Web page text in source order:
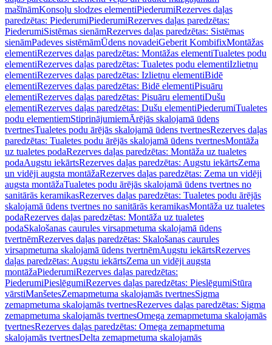
mašīnāmKonsoļu slodzes elementiPiederumiRezerves daļas
paredzētas: PiederumiPiederumiRezerves daļas paredzētas:
PiederumiSistēmas sienāmRezerves daļas paredzētas: Sistēmas
sienāmPadeves sistēmāmŪdens novadeiGeberit KombifixMontāžas
elementiRezerves daļas paredzētas: Montāžas elementiTualetes podu
elementiRezerves daļas paredzētas: Tualetes podu elementiIzlietņu
elementiRezerves daļas paredzētas: Izlietņu elementiBidē
elementiRezerves daļas paredzētas: Bidē elementiPisuāru
elementiRezerves daļas paredzētas: Pisuāru elementiDušu
elementiRezerves daļas paredzētas: Dušu elementiPiederumiTualetes
podu elementiemStiprinājumiemĀrējās skalojamā ūdens
tvertnesTualetes podu ārējās skalojamā ūdens tvertnesRezerves daļas
paredzētas: Tualetes podu ārējās skalojamā ūdens tvertnesMontāža
uz tualetes podaRezerves daļas paredzētas: Montāža uz tualetes
podaAugstu iekārtsRezerves daļas paredzētas: Augstu iekārtsZema
un vidēji augsta montāžaRezerves daļas paredzētas: Zema un vidēji
augsta montāžaTualetes podu ārējās skalojamā ūdens tvertnes no
sanitārās keramikasRezerves daļas paredzētas: Tualetes podu ārējās
skalojamā ūdens tvertnes no sanitārās keramikasMontāža uz tualetes
podaRezerves daļas paredzētas: Montāža uz tualetes
podaSkalošanas caurules virsapmetuma skalojamā ūdens
tvertnēmRezerves daļas paredzētas: Skalošanas caurules
virsapmetuma skalojamā ūdens tvertnēmAugstu iekārtsRezerves
daļas paredzētas: Augstu iekārtsZema un vidēji augsta
montāžaPiederumiRezerves daļas paredzētas:
PiederumiPieslēgumiRezerves daļas paredzētas: PieslēgumiStūra
vārstiManšetesZemapmetuma skalojamās tvertnesSigma
zemapmetuma skalojamās tvertnesRezerves daļas paredzētas: Sigma
zemapmetuma skalojamās tvertnesOmega zemapmetuma skalojamās
tvertnesRezerves daļas paredzētas: Omega zemapmetuma
skalojamās tvertnesDelta zemapmetuma skalojamās